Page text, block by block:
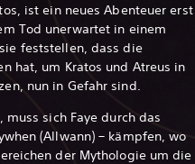
ist ein neues Abenteuer erst
Tod unerwartet in einem
feststellen, dass die
hat, um Kratos und Atreus in
nun in Gefahr sind.
sich Faye durch das
(Allwann) – kämpfen, wo
der Mythologie um die